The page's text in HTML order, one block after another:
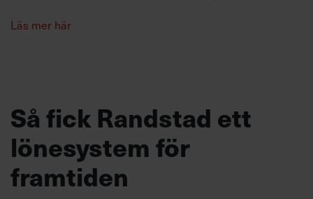
Läs mer här
Så fick Randstad ett
lönesystem för
framtiden